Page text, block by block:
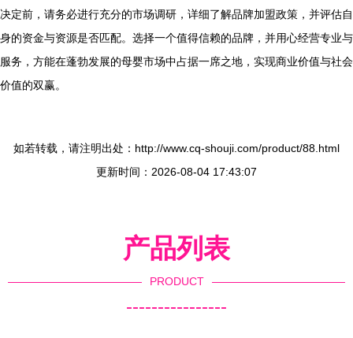
决定前，请务必进行充分的市场调研，详细了解品牌加盟政策，并评估自
身的资金与资源是否匹配。选择一个值得信赖的品牌，并用心经营专业与
服务，方能在蓬勃发展的母婴市场中占据一席之地，实现商业价值与社会
价值的双赢。
如若转载，请注明出处：http://www.cq-shouji.com/product/88.html
更新时间：2026-08-04 17:43:07
产品列表
PRODUCT
----------------